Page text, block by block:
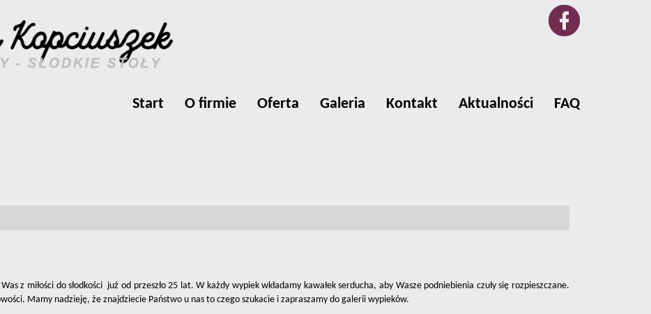
Start O firmie Oferta Galeria Kontakt Aktualności FAQ
z miłości do słodkości już od przeszło 25 lat. W każdy wypiek wkładamy kawałek serducha, aby Wasze podniebienia czuły się rozpieszczane.
Mamy nadzieję, że znajdziecie Państwo u nas to czego szukacie i zapraszamy do galerii wypieków.